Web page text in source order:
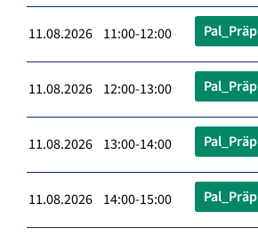
11.08.2026 11:00-12:00 Pal_Präp
11.08.2026 12:00-13:00 Pal_Präp
11.08.2026 13:00-14:00 Pal_Präp
11.08.2026 14:00-15:00 Pal_Präp